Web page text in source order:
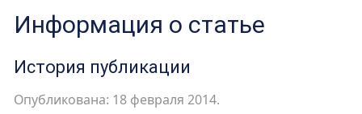
Информация о статье
История публикации
Опубликована: 18 февраля 2014.